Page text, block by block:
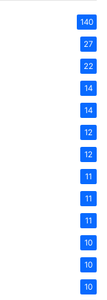
140
27
22
14
14
12
12
11
11
11
10
10
10